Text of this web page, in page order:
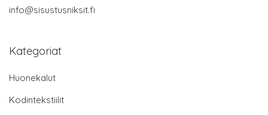
info@sisustusniksit.fi
Kategoriat
Huonekalut
Kodintekstiilit